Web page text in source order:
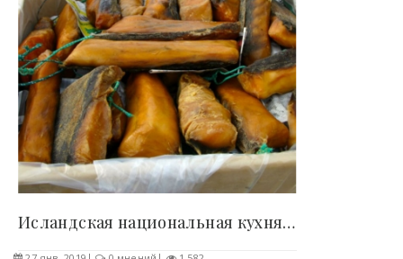
Исландская национальная кухня не для слабаков (15..